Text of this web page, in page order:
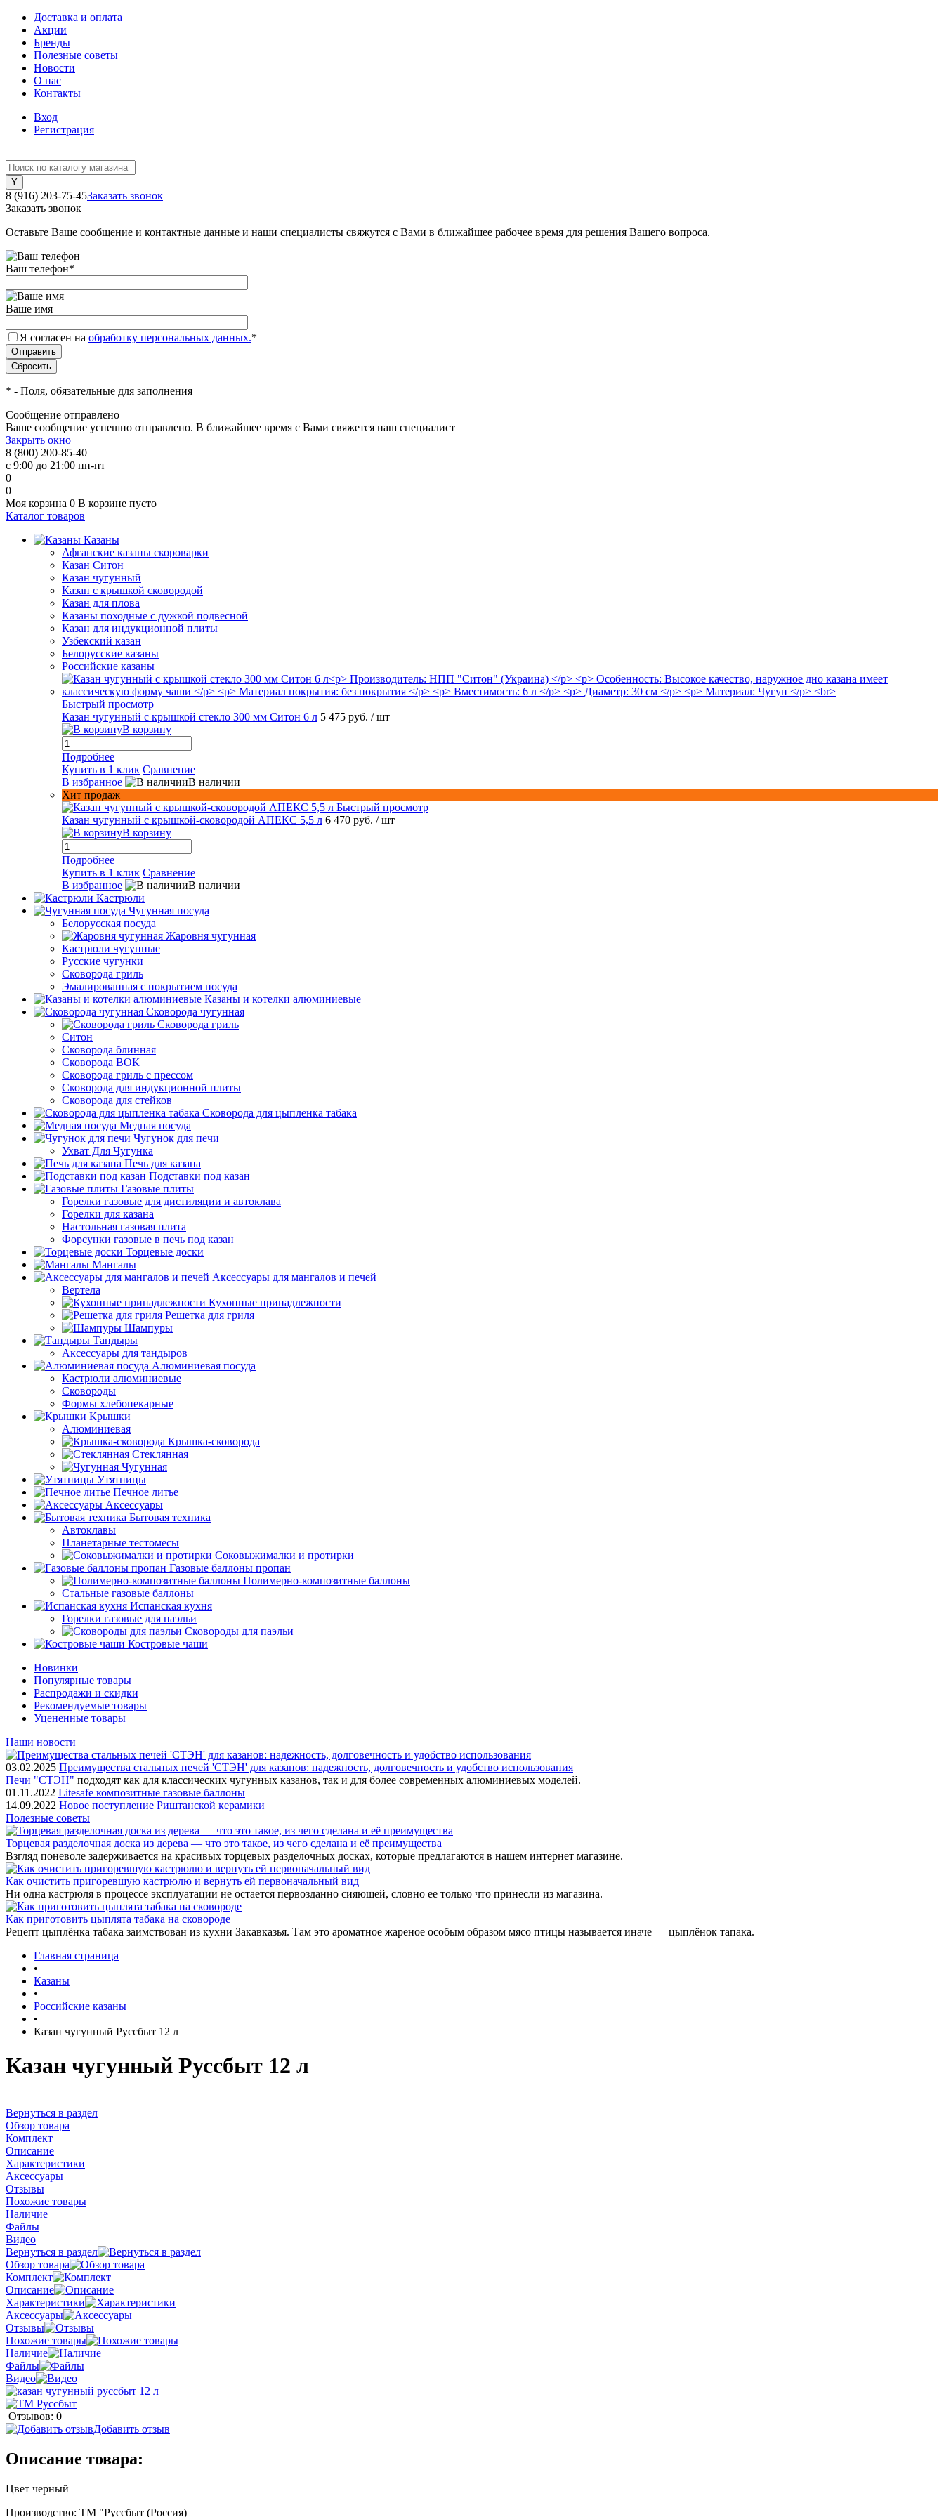
Доставка и оплата
Акции
Бренды
Полезные советы
Новости
О нас
Контакты
Вход
Регистрация
8 (916) 203-75-45Заказать звонок
Заказать звонок
Оставьте Ваше сообщение и контактные данные и наши специалисты свяжутся с Вами в ближайшее рабочее время для решения Вашего вопроса.
Ваш телефон*
Ваше имя
Я согласен на обработку персональных данных.*
* - Поля, обязательные для заполнения
Сообщение отправлено
Ваше сообщение успешно отправлено. В ближайшее время с Вами свяжется наш специалист
Закрыть окно
8 (800) 200-85-40
с 9:00 до 21:00 пн-пт
0
0
Моя корзина 0 В корзине пусто
Каталог товаров
Казаны
Афганские казаны скороварки
Казан Ситон
Казан чугунный
Казан с крышкой сковородой
Казан для плова
Казаны походные с дужкой подвесной
Казан для индукционной плиты
Узбекский казан
Белорусские казаны
Российские казаны
Быстрый просмотр
Казан чугунный с крышкой стекло 300 мм Ситон 6 л 5 475 руб. / шт
В корзину
Подробнее
Купить в 1 клик Сравнение
В избранное
В наличии
Хит продаж
Быстрый просмотр
Казан чугунный с крышкой-сковородой АПЕКС 5,5 л 6 470 руб. / шт
В корзину
Подробнее
Купить в 1 клик Сравнение
В избранное
В наличии
Кастрюли
Чугунная посуда
Белорусская посуда
Жаровня чугунная
Кастрюли чугунные
Русские чугунки
Сковорода гриль
Эмалированная с покрытием посуда
Казаны и котелки алюминиевые
Сковорода чугунная
Сковорода гриль
Ситон
Сковорода блинная
Сковорода ВОК
Сковорода гриль с прессом
Сковорода для индукционной плиты
Сковорода для стейков
Сковорода для цыпленка табака
Медная посуда
Чугунок для печи
Ухват Для Чугунка
Печь для казана
Подставки под казан
Газовые плиты
Горелки газовые для дистиляции и автоклава
Горелки для казана
Настольная газовая плита
Форсунки газовые в печь под казан
Торцевые доски
Мангалы
Аксессуары для мангалов и печей
Вертела
Кухонные принадлежности
Решетка для гриля
Шампуры
Тандыры
Аксессуары для тандыров
Алюминиевая посуда
Кастрюли алюминиевые
Сковороды
Формы хлебопекарные
Крышки
Алюминиевая
Крышка-сковорода
Стеклянная
Чугунная
Утятницы
Печное литье
Аксессуары
Бытовая техника
Автоклавы
Планетарные тестомесы
Соковыжималки и протирки
Газовые баллоны пропан
Полимерно-композитные баллоны
Стальные газовые баллоны
Испанская кухня
Горелки газовые для паэльи
Сковороды для паэльи
Костровые чаши
Новинки
Популярные товары
Распродажи и скидки
Рекомендуемые товары
Уцененные товары
Наши новости
03.02.2025 Преимущества стальных печей 'СТЭН' для казанов: надежность, долговечность и удобство использования
Печи "СТЭН" подходят как для классических чугунных казанов, так и для более современных алюминиевых моделей.
01.11.2022 Litesafe композитные газовые баллоны
14.09.2022 Новое поступление Риштанской керамики
Полезные советы
Торцевая разделочная доска из дерева — что это такое, из чего сделана и её преимущества
Взгляд поневоле задерживается на красивых торцевых разделочных досках, которые предлагаются в нашем интернет магазине.
Как очистить пригоревшую кастрюлю и вернуть ей первоначальный вид
Ни одна кастрюля в процессе эксплуатации не остается первозданно сияющей, словно ее только что принесли из магазина.
Как приготовить цыплята табака на сковороде
Рецепт цыплёнка табака заимствован из кухни Закавказья. Там это ароматное жареное особым образом мясо птицы называется иначе — цыплёнок тапака.
Главная страница
•
Казаны
•
Российские казаны
•
Казан чугунный Руссбыт 12 л
Казан чугунный Руссбыт 12 л
Вернуться в раздел
Обзор товара
Комплект
Описание
Характеристики
Аксессуары
Отзывы
Похожие товары
Наличие
Файлы
Видео
Вернуться в раздел
Обзор товара
Комплект
Описание
Характеристики
Аксессуары
Отзывы
Похожие товары
Наличие
Файлы
Видео
Отзывов: 0
Добавить отзыв
Описание товара:
Цвет черный
Производство: ТМ "Руссбыт (Россия)